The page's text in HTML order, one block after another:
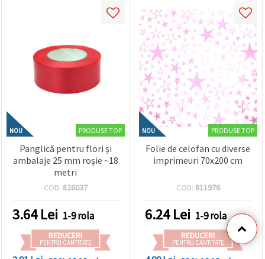
NOU PRODUSE TOP
Panglică pentru flori și
ambalaje 25 mm roșie ~18
metri
COD: 826037
3.64Lei 1-9 rola
REDUCERI
PENTRU CANTITATE
NOU PRODUSE TOP
Folie de celofan cu diverse
imprimeuri 70x200 cm
COD: 811976
6.24Lei 1-9 rola
REDUCERI
PENTRU CANTITATE